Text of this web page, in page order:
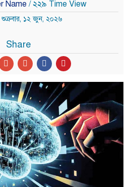
Name / ২২৯ Time View
১২ জুন, ২০২৬
Share